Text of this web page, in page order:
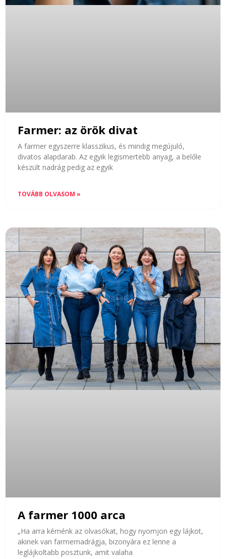
Farmer: az örök divat
A farmer egyszerre klasszikus, és mindig megújuló,
divatos alapdarab. Az egyik legismertebb anyag, a belőle
készült nadrág pedig az egyik
TOVÁBB OLVASOM »
A farmer 1000 arca
„Ha arra kérnénk az olvasókat, hogy nyomjon egy lájkot,
akinek van farmernadrágja, bizonyára ez lenne a
leglájkoltabb posztunk, amit valaha